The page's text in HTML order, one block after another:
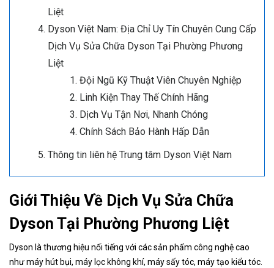
Liệt
Dyson Việt Nam: Địa Chỉ Uy Tín Chuyên Cung Cấp
Dịch Vụ Sửa Chữa Dyson Tại Phường Phương
Liệt
Đội Ngũ Kỹ Thuật Viên Chuyên Nghiệp
Linh Kiện Thay Thế Chính Hãng
Dịch Vụ Tận Nơi, Nhanh Chóng
Chính Sách Bảo Hành Hấp Dẫn
Thông tin liên hệ Trung tâm Dyson Việt Nam
Giới Thiệu Về Dịch Vụ Sửa Chữa
Dyson Tại Phường Phương Liệt
Dyson là thương hiệu nổi tiếng với các sản phẩm công nghệ cao
như máy hút bụi, máy lọc không khí, máy sấy tóc, máy tạo kiểu tóc.